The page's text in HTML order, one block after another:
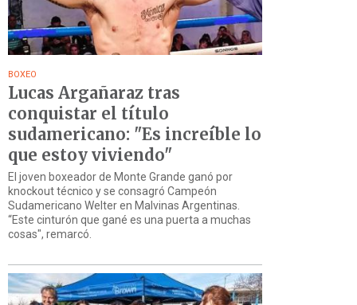
BOXEO
Lucas Argañaraz tras
conquistar el título
sudamericano: "Es increíble lo
que estoy viviendo"
El joven boxeador de Monte Grande ganó por
knockout técnico y se consagró Campeón
Sudamericano Welter en Malvinas Argentinas.
“Este cinturón que gané es una puerta a muchas
cosas", remarcó.